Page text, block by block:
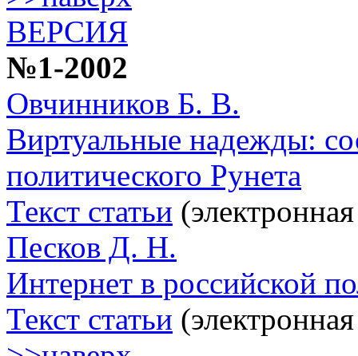
ВЕРСИЯ
№1-2002
Овчинников Б. В.
Виртуальные надежды:
политического Рунета
Текст статьи
Песков Д. Н.
Интернет в российской
Текст статьи